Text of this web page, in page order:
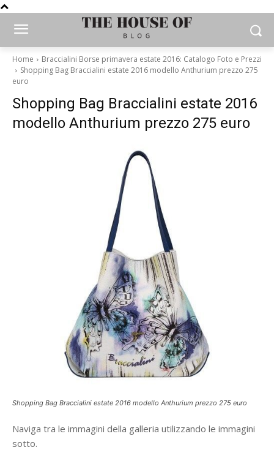
Home
Braccialini Borse primavera estate 2016: Catalogo Foto e Prezzi
Shopping Bag Braccialini estate 2016 modello Anthurium prezzo 275
euro
Shopping Bag Braccialini estate 2016
modello Anthurium prezzo 275 euro
Shopping Bag Braccialini estate 2016 modello Anthurium prezzo 275 euro
Naviga tra le immagini della galleria utilizzando le immagini
sotto.